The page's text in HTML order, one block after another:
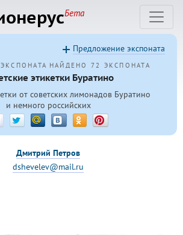
Бета
НАЙДЕНО 72 ЭКСПОНАТА
этикетки Буратино
от советских лимонадов Буратино
и немного российских
Предложение экспоната
Дмитрий Петров
dshevelev@mail.ru